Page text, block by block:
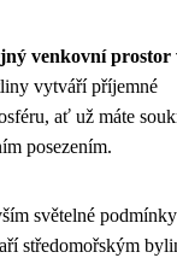
venkovní prostor
vytváří příjemné
ať už máte
posezením.
světelné
středomořským